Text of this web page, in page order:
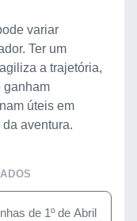
variar
Ter um
a trajetória,
ganham
úteis em
aventura.
de 1º de Abril